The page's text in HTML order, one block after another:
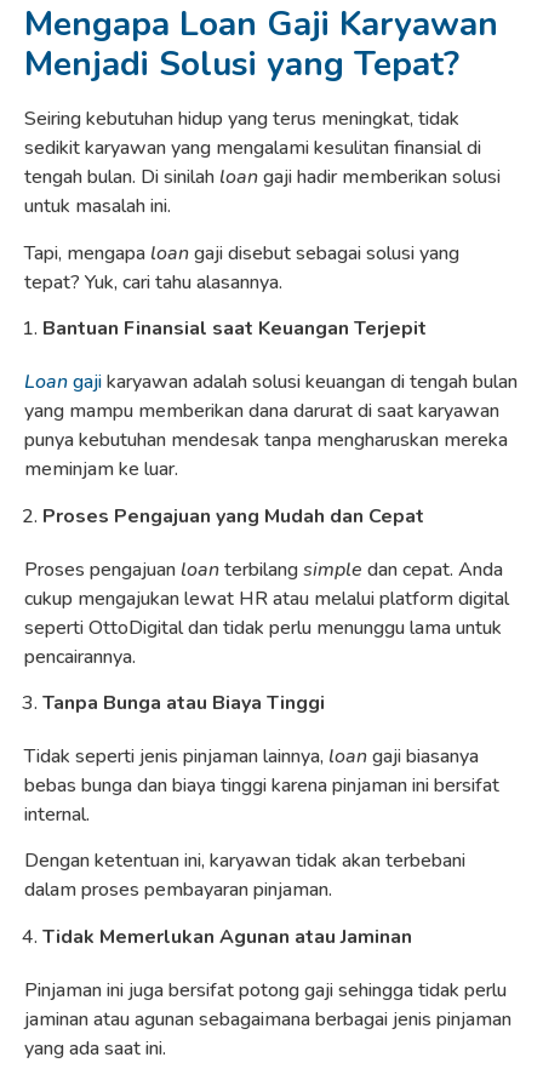
Mengapa Loan Gaji Karyawan
Menjadi Solusi yang Tepat?
Seiring kebutuhan hidup yang terus meningkat, tidak
sedikit karyawan yang mengalami kesulitan finansial di
tengah bulan. Di sinilah loangaji hadir memberikan solusi
untuk masalah ini.
Tapi, mengapa loangaji disebut sebagai solusi yang
tepat? Yuk, cari tahu alasannya.
Bantuan Finansial saat Keuangan Terjepit
Loangajikaryawan adalah solusi keuangan di tengah bulan
yang mampu memberikan dana darurat di saat karyawan
punya kebutuhan mendesak tanpa mengharuskan mereka
meminjam ke luar.
Proses Pengajuan yang Mudah dan Cepat
Proses pengajuan loanterbilangsimple dan cepat. Anda
cukup mengajukan lewat HR atau melalui platform digital
seperti OttoDigital dan tidak perlu menunggu lama untuk
pencairannya.
Tanpa Bunga atau Biaya Tinggi
Tidak seperti jenis pinjaman lainnya, loangaji biasanya
bebas bunga dan biaya tinggi karena pinjaman ini bersifat
internal.
Dengan ketentuan ini, karyawan tidak akan terbebani
dalam proses pembayaran pinjaman.
Tidak Memerlukan Agunan atau Jaminan
Pinjaman ini juga bersifat potong gaji sehingga tidak perlu
jaminan atau agunan sebagaimana berbagai jenis pinjaman
yang ada saat ini.